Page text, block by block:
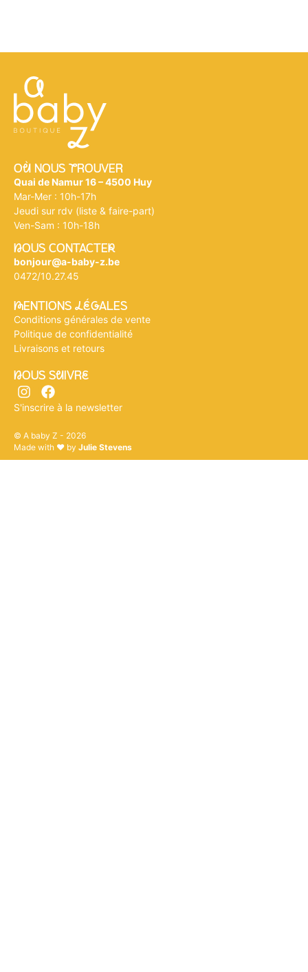
Où NOUS tROUVER
Quai de Namur 16 – 4500 Huy
Mar-Mer : 10h-17h
Jeudi sur rdv (liste & faire-part)
Ven-Sam : 10h-18h
nOUS CONTACTEr
bonjour@a-baby-z.be
0472/10.27.45
mENTIONS légALES
Conditions générales de vente
Politique de confidentialité
Livraisons et retours
nOUS SuIVRe
S'inscrire à la newsletter
© A baby Z - 2026
Made with ♥ by Julie Stevens